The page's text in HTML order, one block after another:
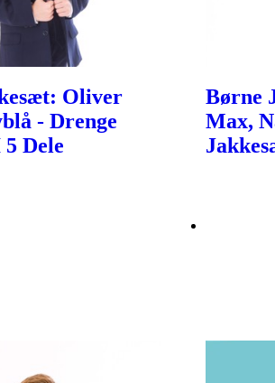
Oliver
- Drenge
Dele
Børne
Max,